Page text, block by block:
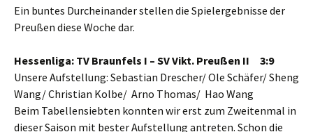
Ein buntes Durcheinander stellen die Spielergebnisse der
Preußen diese Woche dar.
Hessenliga: TV Braunfels I – SV Vikt. Preußen II 3:9
Unsere Aufstellung: Sebastian Drescher/ Ole Schäfer/ Sheng
Wang/ Christian Kolbe/ Arno Thomas/ Hao Wang
Beim Tabellensiebten konnten wir erst zum Zweitenmal in
dieser Saison mit bester Aufstellung antreten. Schon die